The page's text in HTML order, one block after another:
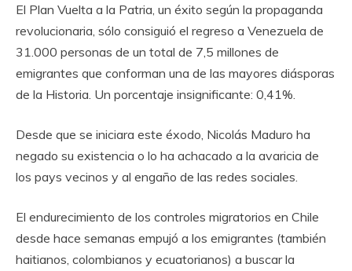
El Plan Vuelta a la Patria, un éxito según la propaganda
revolucionaria, sólo consiguió el regreso a Venezuela de
31.000 personas de un total de 7,5 millones de
emigrantes que conforman una de las mayores diásporas
de la Historia. Un porcentaje insignificante: 0,41%.
Desde que se iniciara este éxodo, Nicolás Maduro ha
negado su existencia o lo ha achacado a la avaricia de
los pays vecinos y al engaño de las redes sociales.
El endurecimiento de los controles migratorios en Chile
desde hace semanas empujó a los emigrantes (también
haitianos, colombianos y ecuatorianos) a buscar la